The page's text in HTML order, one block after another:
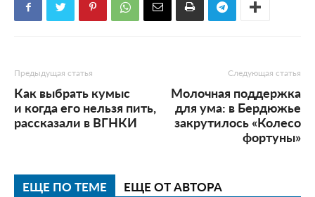
Предыдущая статья
Как выбрать кумыс
и когда его нельзя пить,
рассказали в ВГНКИ
Следующая статья
Молочная поддержка
для ума: в Бердюжье
закрутилось «Колесо
фортуны»
ЕЩЕ ПО ТЕМЕ ЕЩЕ ОТ АВТОРА